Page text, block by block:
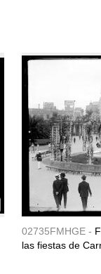
02735FMHGE -
las fiestas de